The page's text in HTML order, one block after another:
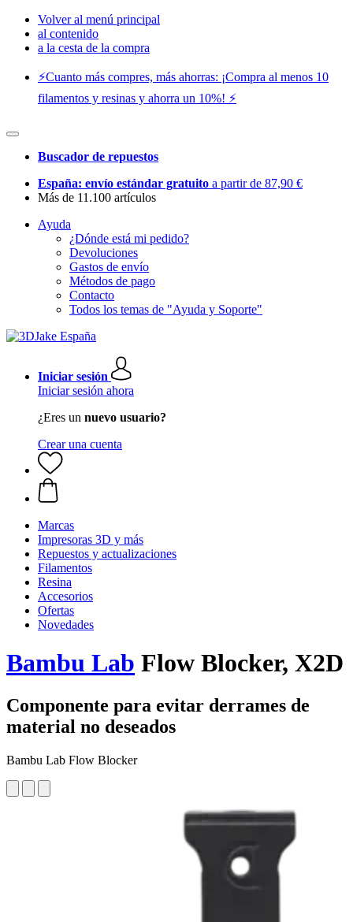
Volver al menú principal
al contenido
a la cesta de la compra
⚡️Cuanto más compres, más ahorras: ¡Compra al menos 10
filamentos y resinas y ahorra un 10%! ⚡️
Buscador de repuestos
España: envío estándar gratuito a partir de 87,90 €
Más de 11.100 artículos
Ayuda
¿Dónde está mi pedido?
Devoluciones
Gastos de envío
Métodos de pago
Contacto
Todos los temas de "Ayuda y Soporte"
Iniciar sesión
Iniciar sesión ahora
¿Eres un nuevo usuario?
Crear una cuenta
Marcas
Impresoras 3D y más
Repuestos y actualizaciones
Filamentos
Resina
Accesorios
Ofertas
Novedades
Bambu Lab Flow Blocker, X2D
Componente para evitar derrames de
material no deseados
Bambu Lab Flow Blocker